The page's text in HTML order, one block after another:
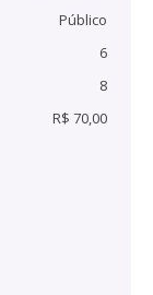
Público
6
8
R$ 70,00